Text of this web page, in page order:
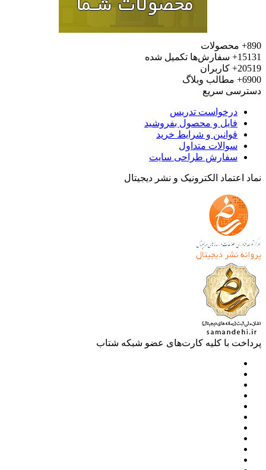
محصولات
سفارش‌ها تکمیل شده
کاربران
مطالب وبلاگ
سریع
درخواست تدریس
فایل و محصول بفروشید
قوانین و شرایط خرید
سوالات متداول
سفارش طراحی سایت
اعتماد الکترونیک و نشر دیجیتال
با کلیه کارت‌های عضو شبکه شتاب